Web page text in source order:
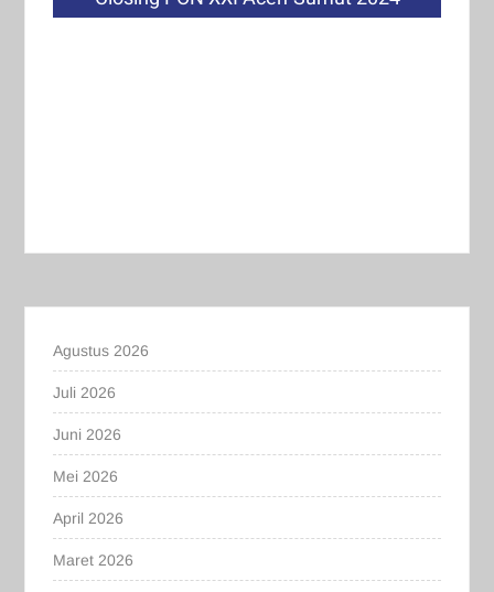
Agustus 2026
Juli 2026
Juni 2026
Mei 2026
April 2026
Maret 2026